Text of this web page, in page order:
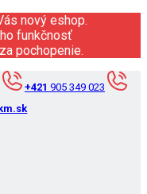
nový eshop.
funkčnosť
pochopenie.
+421 905 349 023